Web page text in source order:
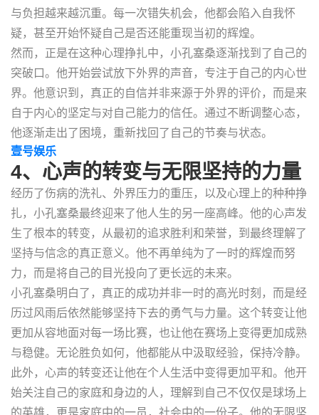
与负担越来越沉重。每一次错失机会，他都会陷入自我怀
疑，甚至开始怀疑自己是否还能重现当初的辉煌。
然而，正是在这种心理挣扎中，小孔塞桑逐渐找到了自己的
突破口。他开始尝试放下外界的声音，专注于自己的内心世
界。他意识到，真正的自信并非来源于外界的评价，而是来
自于内心的坚定与对自己能力的信任。通过不断调整心态，
他逐渐走出了困境，重新找回了自己的节奏与状态。
壹号娱乐
4、心声的转变与无限坚持的力量
经历了伤病的洗礼、外界压力的重压，以及心理上的种种挣
扎，小孔塞桑最终迎来了他人生的另一座高峰。他的心声发
生了根本的转变，从最初的追求胜利和荣誉，到最终理解了
坚持与信念的真正意义。他不再单纯为了一时的辉煌而努
力，而是将自己的目光投向了更长远的未来。
小孔塞桑明白了，真正的成功并非一时的高光时刻，而是经
历过风雨后依然能够坚持下去的勇气与力量。这个转变让他
更加从容地面对每一场比赛，也让他在赛场上变得更加成熟
与稳健。无论胜负如何，他都能从中汲取经验，保持冷静。
此外，心声的转变还让他在个人生活中变得更加平和。他开
始关注自己的家庭和身边的人，理解到自己不仅仅是球场上
的英雄，更是家庭中的一员，社会中的一份子。他的无限坚